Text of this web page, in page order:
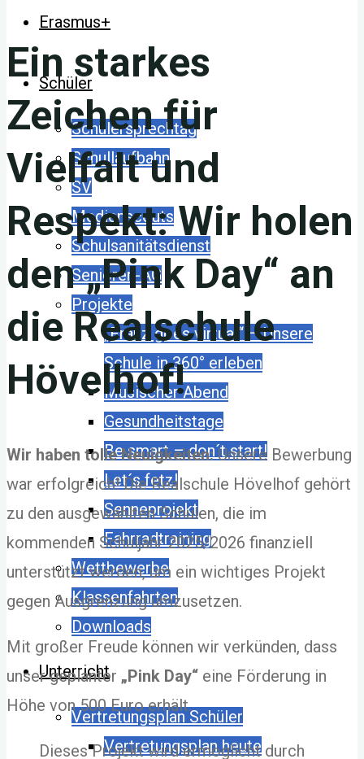
Erasmus+
Schüler
Schülersprechtag
Schullaufbahn
SV
Medienscouts
Schulsanitätsdienst
Senioren-AG
Projekte
„Franz goes virtual“ – Unsere
Schule in 360° erleben
Musischer Abend
Gesundheitstage
Be smart – don´t start!
Let´s fetz!
Senneprojekt
Fahrradtraining
Wettbewerbe
Klassenfahrten
Downloads
Unterricht
Vertretungsplan Schüler
Vertretungsplan heute
Ein starkes
Zeichen für
Vielfalt und
Respekt: Wir holen
den „Pink Day“ an
die Realschule
Hövelhof!
Wir haben tolle Neuigkeiten:Unsere Bewerbung
war erfolgreich! Die Realschule Hövelhof gehört
zu den ausgewählten Schulen, die im
kommenden Schuljahr 2025/2026 finanziell
unterstützt werden, um ein wichtiges Projekt
gegen Ausgrenzung umzusetzen.
Mit großer Freude können wir verkünden, dass
unser geplanter „Pink Day“ eine Förderung in
Höhe von 500 Euro erhält.
Dieses Projekt wird ermöglicht durch